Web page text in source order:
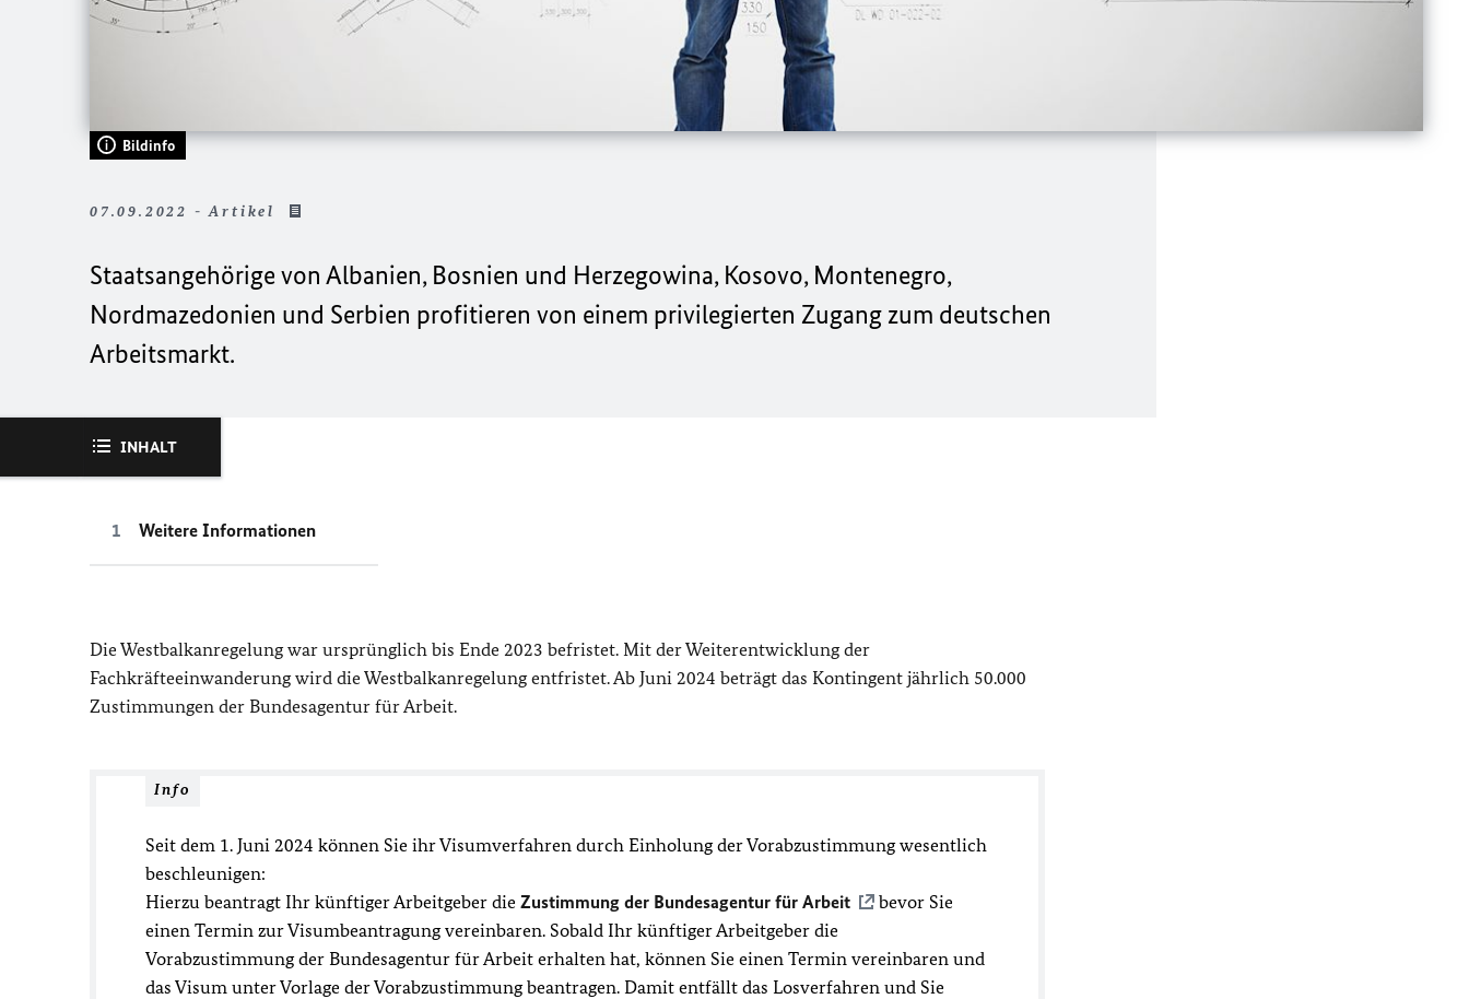
Bildinfo
07.09.2022 - Artikel
Staatsangehörige von Albanien, Bosnien und Herzegowina, Kosovo, Montenegro,
Nordmazedonien und Serbien profitieren von einem privilegierten Zugang zum deutschen
Arbeitsmarkt.
INHALT
Weitere Informationen
Die Westbalkanregelung war ursprünglich bis Ende 2023 befristet. Mit der Weiterentwicklung der
Fachkräfteeinwanderung wird die Westbalkanregelung entfristet. Ab Juni 2024 beträgt das Kontingent jährlich 50.000
Zustimmungen der Bundesagentur für Arbeit.
Info
Seit dem 1. Juni 2024 können Sie ihr Visumverfahren durch Einholung der Vorabzustimmung wesentlich
beschleunigen:
Hierzu beantragt Ihr künftiger Arbeitgeber die Zustimmung der Bundesagentur für Arbeit bevor Sie
einen Termin zur Visumbeantragung vereinbaren. Sobald Ihr künftiger Arbeitgeber die
Vorabzustimmung der Bundesagentur für Arbeit erhalten hat, können Sie einen Termin vereinbaren und
das Visum unter Vorlage der Vorabzustimmung beantragen. Damit entfällt das Losverfahren und Sie